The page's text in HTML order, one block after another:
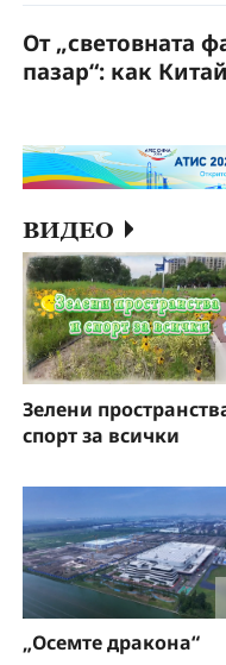
От „световната
пазар“: как
ВИДЕО
Зелени
спорт за всички
„Осемте дракона“